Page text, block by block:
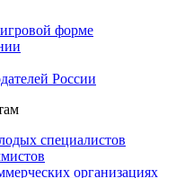
форме
России
специалистов
организациях